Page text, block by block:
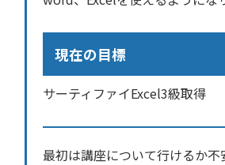
現在の目標
サーティファイExcel3級取得
最初は講座について行けるか